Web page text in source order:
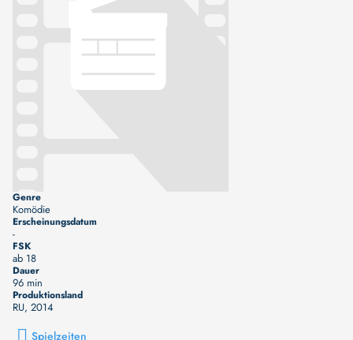
Genre
Komödie
Erscheinungsdatum
-
FSK
ab 18
Dauer
96 min
Produktionsland
RU, 2014
Spielzeiten